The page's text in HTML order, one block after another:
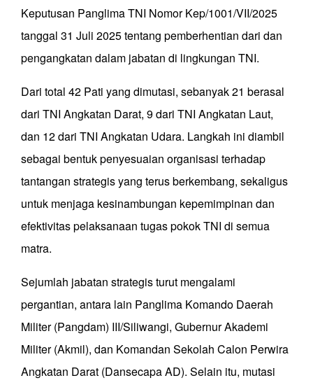
Keputusan Panglima TNI Nomor Kep/1001/VII/2025
tanggal 31 Juli 2025 tentang pemberhentian dari dan
pengangkatan dalam jabatan di lingkungan TNI.
Dari total 42 Pati yang dimutasi, sebanyak 21 berasal
dari TNI Angkatan Darat, 9 dari TNI Angkatan Laut,
dan 12 dari TNI Angkatan Udara. Langkah ini diambil
sebagai bentuk penyesuaian organisasi terhadap
tantangan strategis yang terus berkembang, sekaligus
untuk menjaga kesinambungan kepemimpinan dan
efektivitas pelaksanaan tugas pokok TNI di semua
matra.
Sejumlah jabatan strategis turut mengalami
pergantian, antara lain Panglima Komando Daerah
Militer (Pangdam) III/Siliwangi, Gubernur Akademi
Militer (Akmil), dan Komandan Sekolah Calon Perwira
Angkatan Darat (Dansecapa AD). Selain itu, mutasi